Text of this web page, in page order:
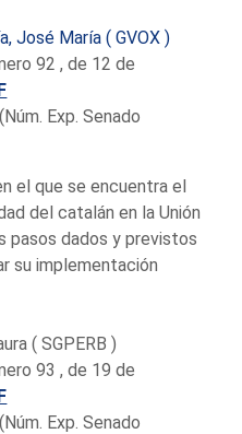
José María ( GVOX )
92 , de 12 de
Exp. Senado
el que se encuentra el
del catalán en la Unión
pasos dados y previstos
su implementación
( SGPERB )
93 , de 19 de
Exp. Senado